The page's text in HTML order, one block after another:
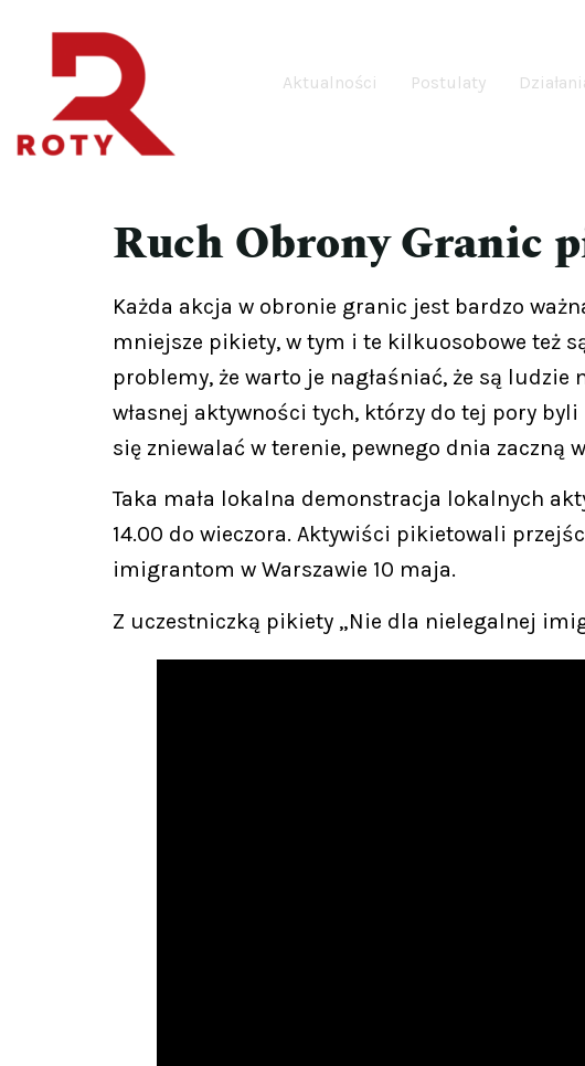
Aktualności Postulaty
Ruch Obrony Granic
Każda akcja w obronie granic jest bardzo
mniejsze pikiety, w tym i te kilkuosobowe też
problemy, że warto je nagłaśniać, że są
własnej aktywności tych, którzy do tej pory
się zniewalać w terenie, pewnego dnia zaczną
Taka mała lokalna demonstracja lokalnych
14.00 do wieczora. Aktywiści pikietowali
imigrantom w Warszawie 10 maja.
Z uczestniczką pikiety „Nie dla nielegalnej